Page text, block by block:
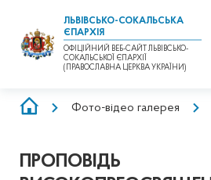
ЛЬВІВСЬКО-СОКАЛЬСЬКА
ЄПАРХІЯ
ОФІЦІЙНИЙ ВЕБ-САЙТ ЛЬВІВСЬКО-
СОКАЛЬСЬКОЇ ЄПАРХІЇ
(ПРАВОСЛАВНА ЦЕРКВА УКРАЇНИ)
РЯДОКФото-відео галерея
ПРОПОВІДЬ